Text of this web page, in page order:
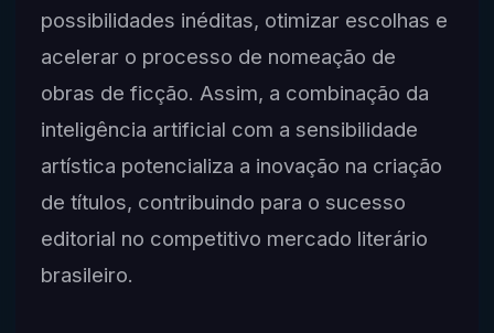
possibilidades inéditas, otimizar escolhas e
acelerar o processo de nomeação de
obras de ficção. Assim, a combinação da
inteligência artificial com a sensibilidade
artística potencializa a inovação na criação
de títulos, contribuindo para o sucesso
editorial no competitivo mercado literário
brasileiro.